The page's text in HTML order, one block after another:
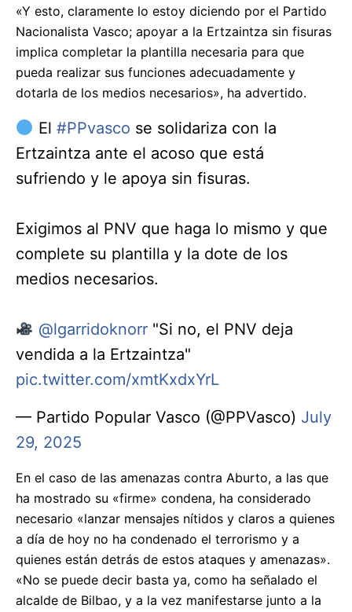
«Y esto, claramente lo estoy diciendo por el Partido
Nacionalista Vasco; apoyar a la Ertzaintza sin fisuras
implica completar la plantilla necesaria para que
pueda realizar sus funciones adecuadamente y
dotarla de los medios necesarios», ha advertido.
El #PPvasco se solidariza con la
Ertzaintza ante el acoso que está
sufriendo y le apoya sin fisuras.
Exigimos al PNV que haga lo mismo y que
complete su plantilla y la dote de los
medios necesarios.
@lgarridoknorr"Si no, el PNV deja
vendida a la Ertzaintza"
pic.twitter.com/xmtKxdxYrL
— Partido Popular Vasco (@PPVasco) July
29, 2025
En el caso de las amenazas contra Aburto, a las que
ha mostrado su «firme» condena, ha considerado
necesario «lanzar mensajes nítidos y claros a quienes
a día de hoy no ha condenado el terrorismo y a
quienes están detrás de estos ataques y amenazas».
«No se puede decir basta ya, como ha señalado el
alcalde de Bilbao, y a la vez manifestarse junto a la